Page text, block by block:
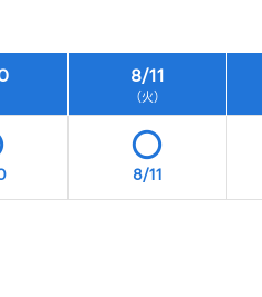
8/11
（火）
8/11